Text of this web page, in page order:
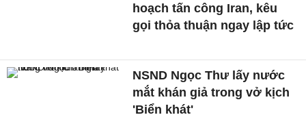
hoạch tấn công Iran, kêu
gọi thỏa thuận ngay lập tức
NSND Ngọc Thư lấy nước
mắt khán giả trong vở kịch
'Biển khát'